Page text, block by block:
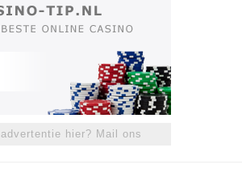
advertentie hier? Mail ons